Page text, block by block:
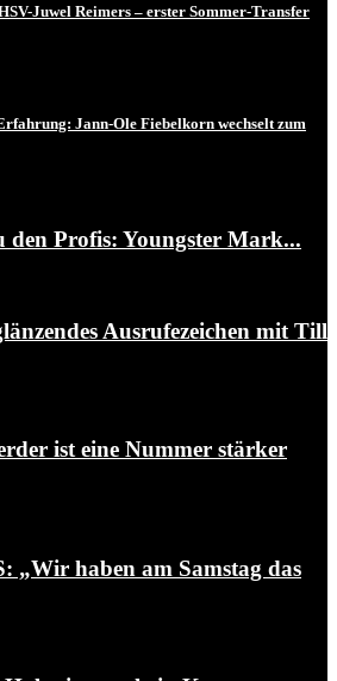
Juwel Reimers – erster Sommer-Transfer
Jann-Ole Fiebelkorn wechselt zum
den Profis: Youngster Mark...
Ausrufezeichen mit Till
ist eine Nummer stärker
„Wir haben am Samstag das